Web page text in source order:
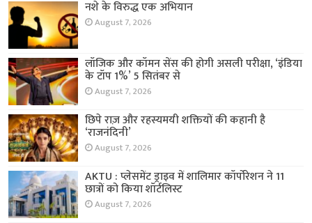
नशे के विरुद्ध एक अभियान
August 7, 2026
लॉजिक और कॉमन सेंस की होगी असली परीक्षा, ‘इंडिया
के टॉप 1%’ 5 सितंबर से
August 7, 2026
छिपे राज़ और रहस्यमयी शक्तियों की कहानी है
‘राजनंदिनी’
August 7, 2026
AKTU : प्लेसमेंट ड्राइव में शालिमार कॉर्पोरेशन ने 11
छात्रों को किया शॉर्टलिस्ट
August 7, 2026